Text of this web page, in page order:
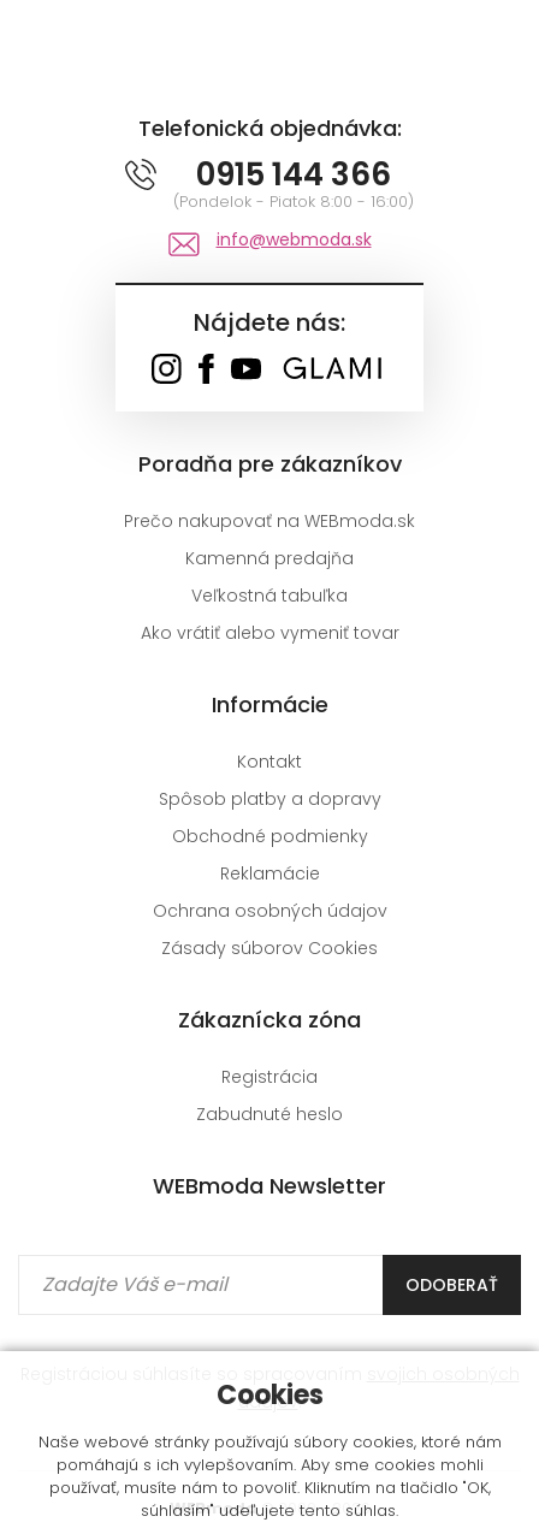
Telefonická objednávka:
0915 144 366
(Pondelok - Piatok 8:00 - 16:00)
info@webmoda.sk
Nájdete nás:
Poradňa pre zákazníkov
Prečo nakupovať na WEBmoda.sk
Kamenná predajňa
Veľkostná tabuľka
Ako vrátiť alebo vymeniť tovar
Informácie
Kontakt
Spôsob platby a dopravy
Obchodné podmienky
Reklamácie
Ochrana osobných údajov
Zásady súborov Cookies
Zákaznícka zóna
Registrácia
Zabudnuté heslo
WEBmoda Newsletter
ODOBERAŤ
údajov.
WEBmoda© 2009 - 2026
Cookies
Naše webové stránky používajú súbory cookies, ktoré nám
pomáhajú s ich vylepšovaním. Aby sme cookies mohli
používať, musíte nám to povoliť. Kliknutím na tlačidlo "OK,
súhlasím" udeľujete tento súhlas.